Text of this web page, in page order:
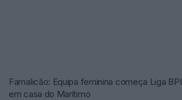
Famalicão: Equipa feminina começa Liga BPI
em casa do Marítimo